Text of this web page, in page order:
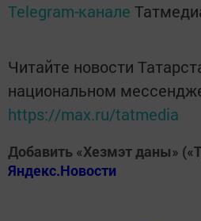
Telegram-канале
Читайте новости
национальном
https://max.ru/tatmedia
Добавить «Хезмэт даны»
Яндекс.Новости